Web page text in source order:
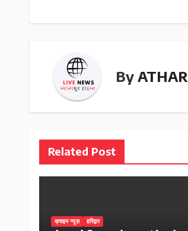
By ATHAR
Related Post
क्राइम न्यूज़ हरिद्वार